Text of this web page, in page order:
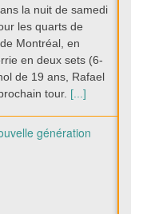
la nuit de samedi
les quarts de
Montréal, en
en deux sets (6-
de 19 ans, Rafael
tour. [...]
génération